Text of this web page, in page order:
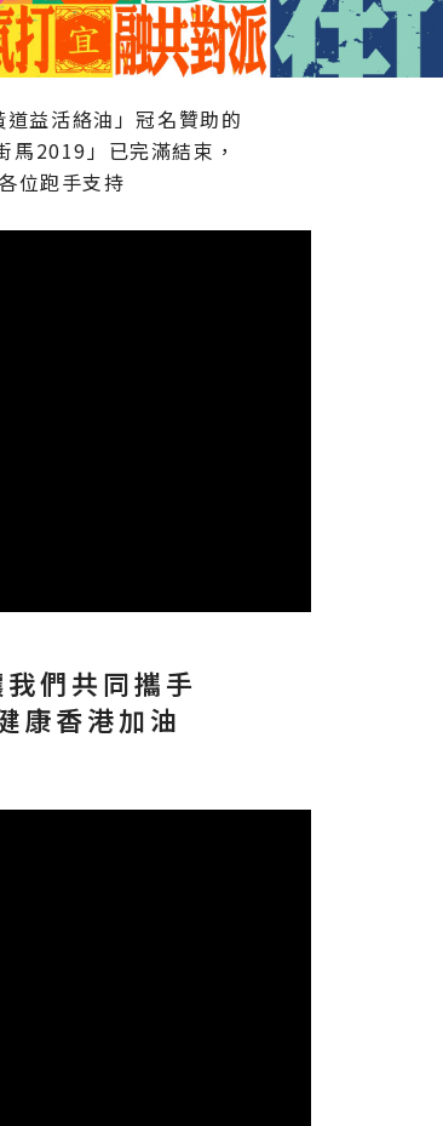
益活絡油」冠名贊助的
馬2019」已完滿結束，
位跑手支持
們共同攜手
康香港加油